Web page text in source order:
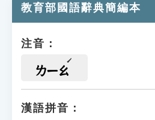
教育部國語辭典簡編本
注音：
ㄌㄧㄠ
漢語拼音：